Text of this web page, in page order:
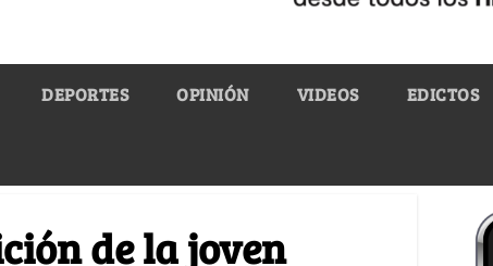
DEPORTES OPINIÓN VIDEOS EDICTOS
de la joven